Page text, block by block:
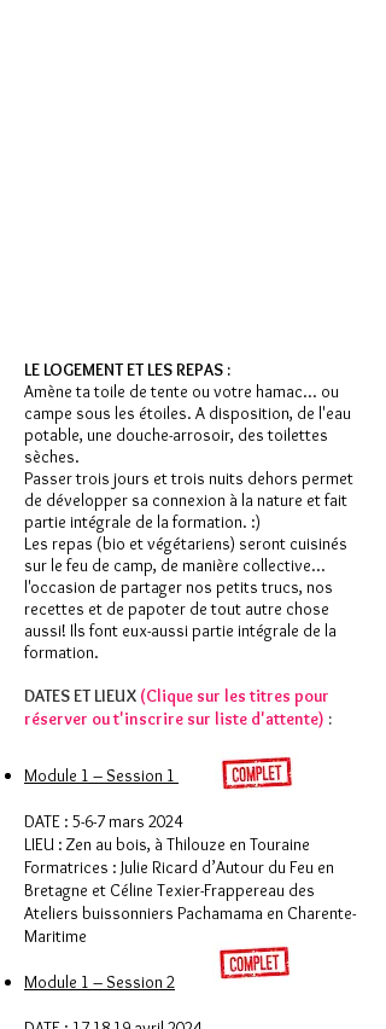
LE LOGEMENT ET LES REPAS :
Amène ta toile de tente ou votre hamac... ou
campe sous les étoiles. A disposition, de l'eau
potable, une douche-arrosoir, des toilettes
sèches.
Passer trois jours et trois nuits dehors permet
de développer sa connexion à la nature et fait
partie intégrale de la formation. :)
Les repas (bio et végétariens) seront cuisinés
sur le feu de camp, de manière collective...
l'occasion de partager nos petits trucs, nos
recettes et de papoter de tout autre chose
aussi! Ils font eux-aussi partie intégrale de la
formation.
DATES ET LIEUX (Clique sur les titres pour
réserver ou t'inscrire sur liste d'attente) :
Module 1 – Session 1
DATE : 5-6-7 mars 2024
LIEU : Zen au bois, à Thilouze en Touraine
Formatrices : Julie Ricard d’Autour du Feu en
Bretagne et Céline Texier-Frappereau des
Ateliers buissonniers Pachamama en Charente-
Maritime
Module 1 – Session 2